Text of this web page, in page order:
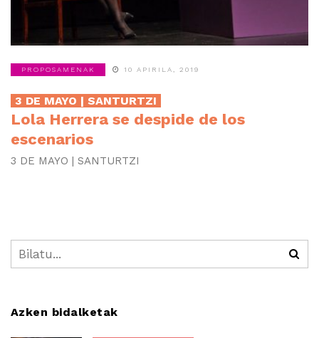
PROPOSAMENAK 10 APIRILA, 2019
3 DE MAYO | SANTURTZI
Lola Herrera se despide de los
escenarios
3 DE MAYO | SANTURTZI
Azken bidalketak